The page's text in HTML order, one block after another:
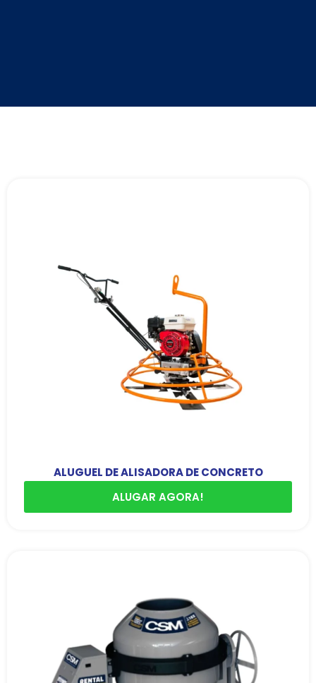
ALUGUEL DE ALISADORA DE CONCRETO
ALUGAR AGORA!